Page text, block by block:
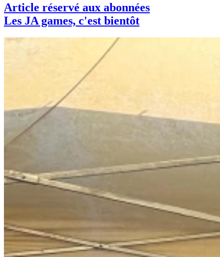
Article réservé aux abonnées
Les JA games, c'est bientôt